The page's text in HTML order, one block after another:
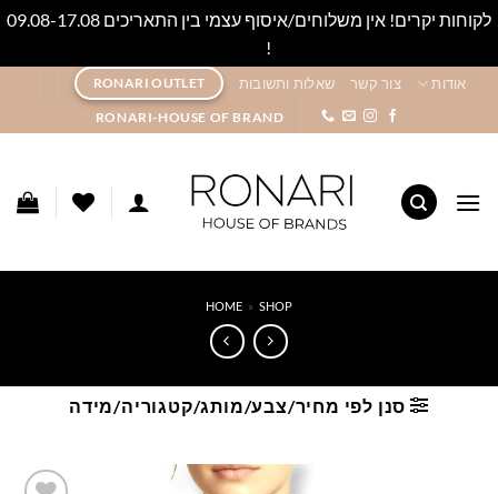
לקוחות יקרים! אין משלוחים/איסוף עצמי בין התאריכים 09.08-17.08
!
content
אודות צור קשר שאלות ותשובות RONARI OUTLET
RONARI-HOUSE OF BRAND
HOME » SHOP
סנן לפי מחיר/צבע/מותג/קטגוריה/מידה